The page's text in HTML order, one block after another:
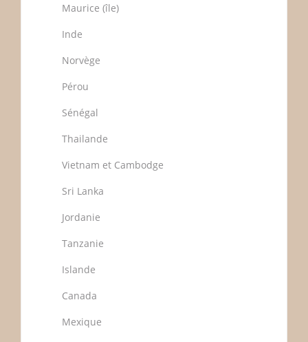
Maurice (île)
Inde
Norvège
Pérou
Sénégal
Thailande
Vietnam et Cambodge
Sri Lanka
Jordanie
Tanzanie
Islande
Canada
Mexique